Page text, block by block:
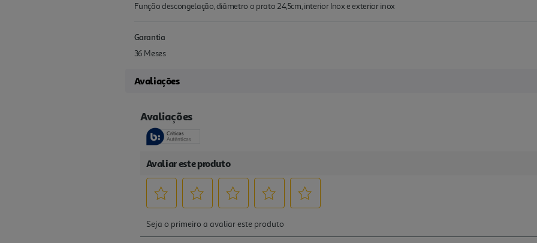
Função descongelação, diâmetro o prato 24,5cm, interior Inox e exterior inox
Garantia
36 Meses
Avaliações